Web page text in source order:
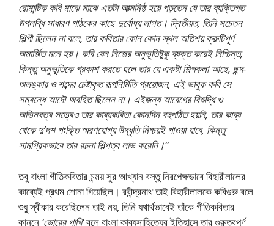
রােমান্টিক কবি মাঝে মাঝে এতটা আত্মনিষ্ঠ হয়ে পড়তেন যে তার ব্যক্তিগত
উপলব্ধি সাধারণ পাঠকের কাছে দুর্বোধ্য লাগত। দ্বিতীয়ত, তিনি সচেতন
শিল্পী ছিলেন না বলে, তার কবিতার কোন কোন স্থল অতিশয় ক্রুটিপূর্ণ
অমার্জিত মনে হয়। কবি যেন নিজের অনুভূতিটুকু ব্যক্ত করেই নিশ্চিন্ত,
কিন্তু অনুভূতিকে প্রকাশ করতে হলে তার যে একটা শিল্পকলা আছে, ছন্দ-
অলঙ্কার ও শব্দের চেষ্টাকৃত রূপনির্মিতি প্রয়ােজন, এই ভাবুক কবি সে
সম্বন্ধে আদৌ অবহিত ছিলেন না। এইজন্য আবেগের বিশুদ্ধি ও
অভিনবত্ব সত্ত্বেও তার কাব্যকবিতা কোনদিন বহুপঠিত হয়নি, তার কাব্য
থেকে দু’দশ পংক্তি স্মরণযােগ্য উদ্ধৃতি নিশ্চয়ই পাওয়া যাবে, কিন্তু
সামগ্রিকভাবে তার রচনা শিল্পত্ব লাভ করেনি।”
তবু বাংলা গীতিকবিতার মন্ময় সুর আখ্যান বস্তু নিরপেক্ষভাবে বিহারীলালের
কাব্যেই প্রথম শােনা গিয়েছিল। রবীন্দ্রনাথ তাই বিহারীলালকে কবিগুরু বলে
শুধু স্বীকার করেছিলেন তাই নয়, তিনি যথার্থভাবেই তাঁকে গীতিকবিতার
কাননে ‘ভােরের পাখি’বলে বাংলা কাব্যসাহিত্যের ইতিহাসে তার গুরুত্বপূর্ণ